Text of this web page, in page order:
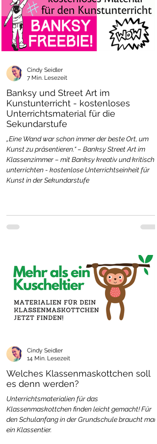
Banksy und Street Art im
Kunstunterricht - kostenloses
Unterrichtsmaterial für die
Sekundarstufe
„Eine Wand war schon immer der beste Ort, um
Kunst zu präsentieren.“ – Banksy Street Art im
Klassenzimmer – mit Banksy kreativ und kritisch
unterrichten - kostenlose Unterrichtseinheit für
Kunst in der Sekundarstufe
Cindy Seidler
7 Min. Lesezeit
Welches Klassenmaskottchen soll
es denn werden?
Unterrichtsmaterialien für das
Klassenmaskottchen finden leicht gemacht! Für
den Schulanfang in der Grundschule braucht man
ein Klassentier.
Cindy Seidler
14 Min. Lesezeit